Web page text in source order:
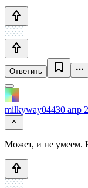
Ответить
milkyway04430 апр
Может, и не умеем.